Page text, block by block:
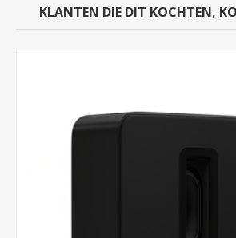
KLANTEN DIE DIT KOCHTEN,